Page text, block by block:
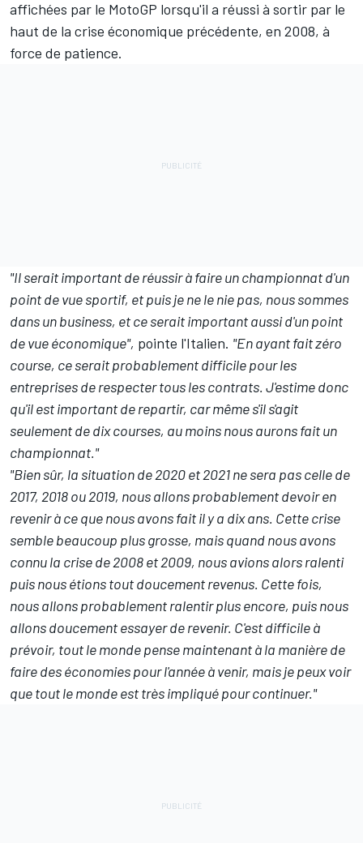
affichées par le MotoGP lorsqu'il a réussi à sortir par le
haut de la crise économique précédente, en 2008, à
force de patience.
"Il serait important de réussir à faire un championnat d'un
point de vue sportif, et puis je ne le nie pas, nous sommes
dans un business, et ce serait important aussi d'un point
de vue économique", pointe l'Italien. "En ayant fait zéro
course, ce serait probablement difficile pour les
entreprises de respecter tous les contrats. J'estime donc
qu'il est important de repartir, car même s'il s'agit
seulement de dix courses, au moins nous aurons fait un
championnat."
"Bien sûr, la situation de 2020 et 2021 ne sera pas celle de
2017, 2018 ou 2019, nous allons probablement devoir en
revenir à ce que nous avons fait il y a dix ans. Cette crise
semble beaucoup plus grosse, mais quand nous avons
connu la crise de 2008 et 2009, nous avions alors ralenti
puis nous étions tout doucement revenus. Cette fois,
nous allons probablement ralentir plus encore, puis nous
allons doucement essayer de revenir. C'est difficile à
prévoir, tout le monde pense maintenant à la manière de
faire des économies pour l'année à venir, mais je peux voir
que tout le monde est très impliqué pour continuer."